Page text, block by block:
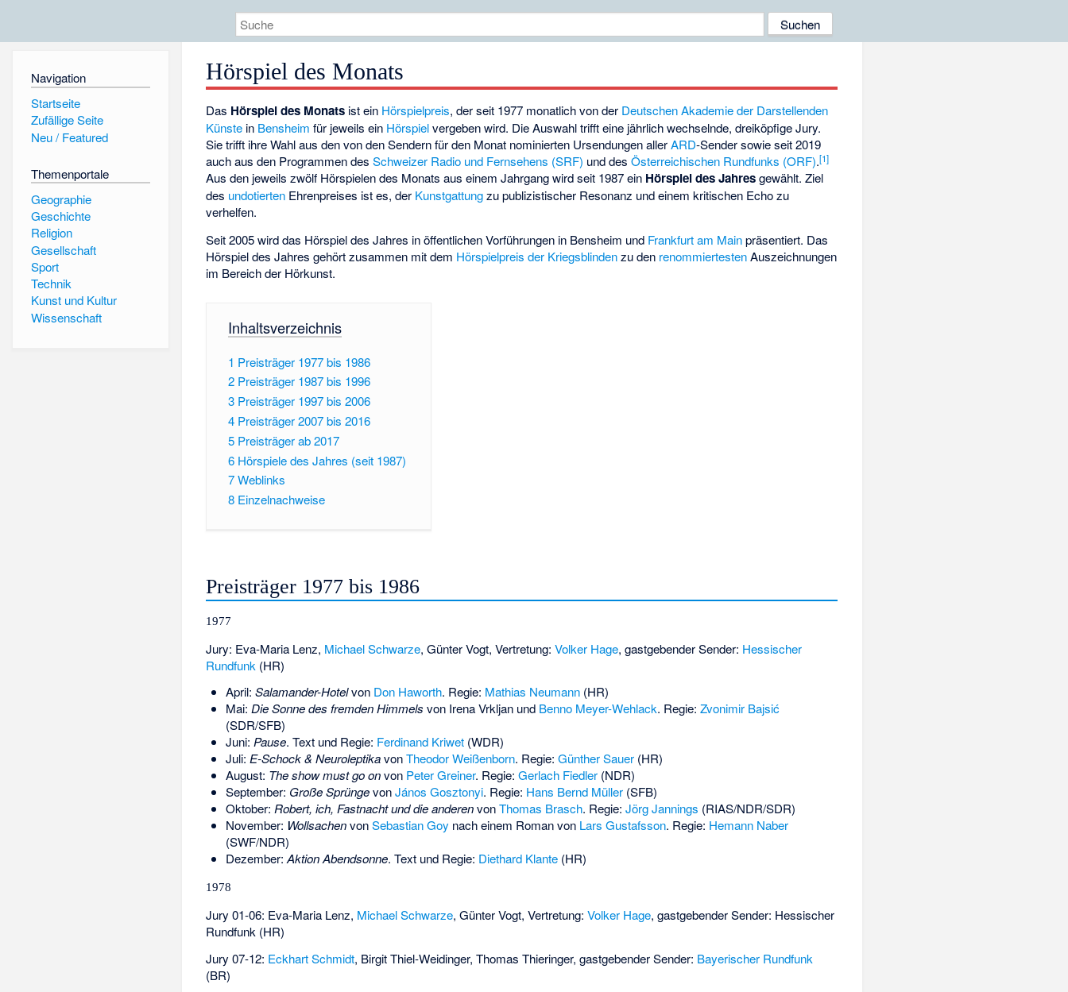
Navigation
Startseite
Zufällige Seite
Neu / Featured
Themenportale
Geographie
Geschichte
Religion
Gesellschaft
Sport
Technik
Kunst und Kultur
Wissenschaft
Hörspiel des Monats
Das Hörspiel des Monats ist ein Hörspielpreis, der seit 1977 monatlich von der Deutschen Akademie der Darstellenden
Künste in Bensheim für jeweils ein Hörspielvergeben wird. Die Auswahl trifft eine jährlich wechselnde, dreiköpfige Jury.
Sie trifft ihre Wahl aus den von den Sendern für den Monat nominierten UrsendungenallerARD-Sender sowie seit 2019
auch aus den Programmen desSchweizer Radio und Fernsehens (SRF) und desÖsterreichischen Rundfunks (ORF).[1]
Aus den jeweils zwölf Hörspielen des Monats aus einem Jahrgang wird seit 1987 ein Hörspiel des Jahresgewählt. Ziel
des undotierten Ehrenpreises ist es, der Kunstgattungzu publizistischer Resonanz und einem kritischen Echo zu
verhelfen.
Seit 2005 wird das Hörspiel des Jahres in öffentlichen Vorführungen in Bensheim und Frankfurt am Mainpräsentiert. Das
Hörspiel des Jahres gehört zusammen mit dem Hörspielpreis der Kriegsblindenzu den renommiertestenAuszeichnungen
im Bereich der Hörkunst.
Inhaltsverzeichnis
1 Preisträger 1977 bis 1986
2 Preisträger 1987 bis 1996
3 Preisträger 1997 bis 2006
4 Preisträger 2007 bis 2016
5 Preisträger ab 2017
6 Hörspiele des Jahres (seit 1987)
7Weblinks
8 Einzelnachweise
Preisträger 1977 bis 1986
1977
Jury: Eva-Maria Lenz, Michael Schwarze,Günter Vogt, Vertretung:Volker Hage, gastgebender Sender: Hessischer
Rundfunk (HR)
April: Salamander-Hotelvon Don Haworth. Regie: Mathias Neumann(HR)
Mai: Die Sonne des fremden Himmels von Irena Vrkljanund Benno Meyer-Wehlack. Regie: Zvonimir Bajsić
(SDR/SFB)
Juni: Pause. Text und Regie: Ferdinand Kriwet(WDR)
Juli: E-Schock & NeuroleptikavonTheodor Weißenborn. Regie: Günther Sauer(HR)
August: The show must go onvon Peter Greiner. Regie: Gerlach Fiedler(NDR)
September: Große SprüngevonJános Gosztonyi. Regie: Hans Bernd Müller(SFB)
Oktober: Robert, ich, Fastnacht und die anderenvonThomas Brasch. Regie: Jörg Jannings (RIAS/NDR/SDR)
November: WollsachenvonSebastian Goy nach einem Roman von Lars Gustafsson. Regie: Hemann Naber
(SWF/NDR)
Dezember:Aktion Abendsonne. Text und Regie: Diethard Klante(HR)
1978
Jury 01-06: Eva-Maria Lenz, Michael Schwarze,Günter Vogt, Vertretung:Volker Hage, gastgebender Sender: Hessischer
Rundfunk (HR)
Jury 07-12: Eckhart Schmidt, Birgit Thiel-Weidinger,Thomas Thieringer, gastgebender Sender: Bayerischer Rundfunk
(BR)